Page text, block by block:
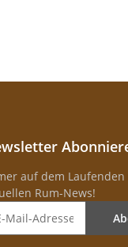
auf dem
Rum-News!